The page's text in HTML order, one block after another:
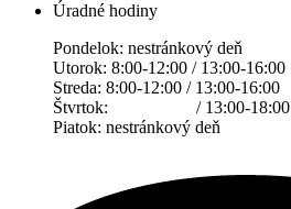
Úradné hodiny
Pondelok: nestránkový deň
Utorok: 8:00-12:00 / 13:00-16:00
Streda: 8:00-12:00 / 13:00-16:00
Štvrtok: / 13:00-18:00
Piatok: nestránkový deň